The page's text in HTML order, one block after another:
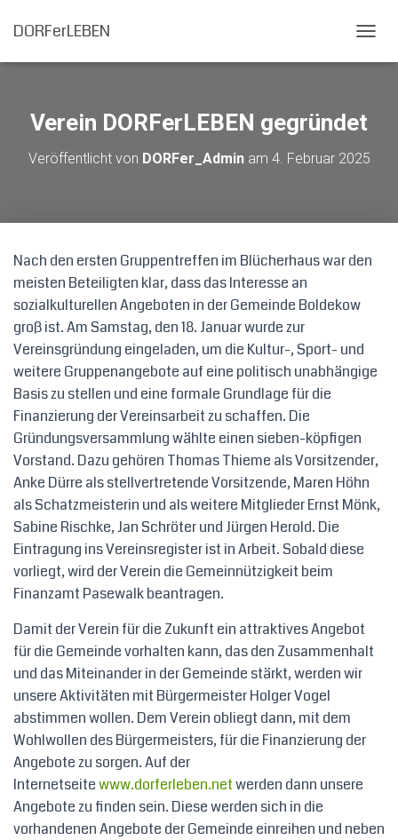
DORFerLEBEN
A
A
I
C
N
Verein DORFerLEBEN gegründet
Veröffentlicht von DORFer_Adminam 4. Februar 2025
Nach den ersten Gruppentreffen im Blücherhaus war den
meisten Beteiligten klar, dass das Interesse an
sozialkulturellen Angeboten in der Gemeinde Boldekow
groß ist. Am Samstag, den 18. Januar wurde zur
Vereinsgründung eingeladen, um die Kultur-, Sport- und
weitere Gruppenangebote auf eine politisch unabhängige
Basis zu stellen und eine formale Grundlage für die
Finanzierung der Vereinsarbeit zu schaffen. Die
Gründungsversammlung wählte einen sieben-köpfigen
Vorstand. Dazu gehören Thomas Thieme als Vorsitzender,
Anke Dürre als stellvertretende Vorsitzende, Maren Höhn
als Schatzmeisterin und als weitere Mitglieder Ernst Mönk,
Sabine Rischke, Jan Schröter und Jürgen Herold. Die
Eintragung ins Vereinsregister ist in Arbeit. Sobald diese
vorliegt, wird der Verein die Gemeinnützigkeit beim
Finanzamt Pasewalk beantragen.
Damit der Verein für die Zukunft ein attraktives Angebot
für die Gemeinde vorhalten kann, das den Zusammenhalt
und das Miteinander in der Gemeinde stärkt, werden wir
unsere Aktivitäten mit Bürgermeister Holger Vogel
abstimmen wollen. Dem Verein obliegt dann, mit dem
Wohlwollen des Bürgermeisters, für die Finanzierung der
Angebote zu sorgen. Auf der
Internetseitewww.dorferleben.netwerden dann unsere
Angebote zu finden sein. Diese werden sich in die
vorhandenen Angebote der Gemeinde einreihen und neben